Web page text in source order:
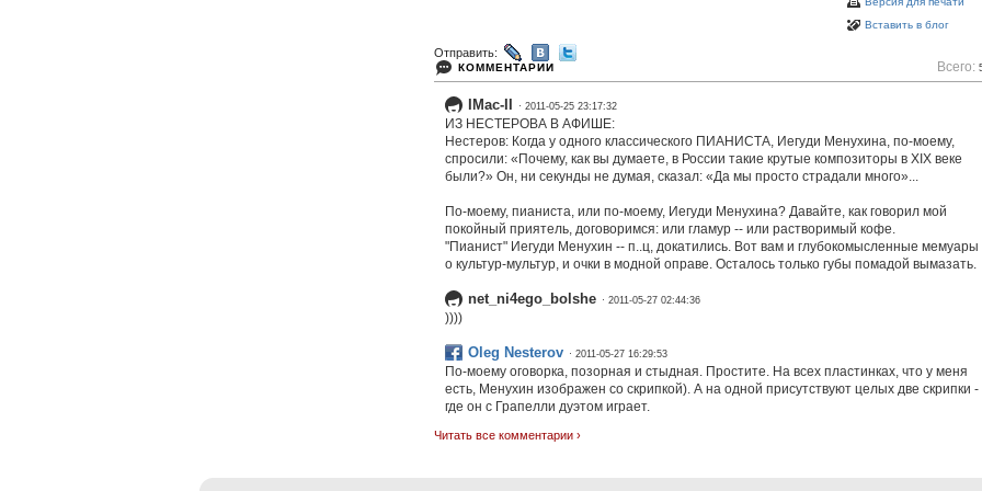
Отправить:
Вставить в блог
КОММЕНТАРИИ Всего:
IMac-II · 2011-05-25 23:17:32
ИЗ НЕСТЕРОВА В АФИШЕ:
Нестеров: Когда у одного классического ПИАНИСТА, Иегуди Менухина, по-моему,
спросили: «Почему, как вы думаете, в России такие крутые композиторы в XIX веке
были?» Он, ни секунды не думая, сказал: «Да мы просто страдали много»...
По-моему, пианиста, или по-моему, Иегуди Менухина? Давайте, как говорил мой
покойный приятель, договоримся: или гламур -- или растворимый кофе.
"Пианист" Иегуди Менухин -- п..ц, докатились. Вот вам и глубокомысленные мемуары
о культур-мультур, и очки в модной оправе. Осталось только губы помадой вымазать.
net_ni4ego_bolshe · 2011-05-27 02:44:36
))))
Oleg Nesterov · 2011-05-27 16:29:53
По-моему оговорка, позорная и стыдная. Простите. На всех пластинках, что у меня
есть, Менухин изображен со скрипкой). А на одной присутствуют целых две скрипки -
где он с Грапелли дуэтом играет.
Читать все комментарии ›